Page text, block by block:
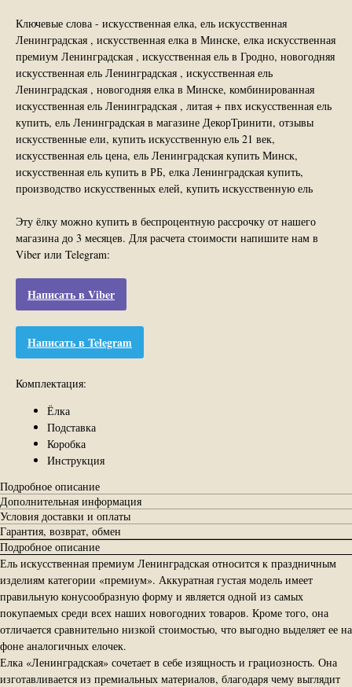
Ключевые слова - искусственная елка, ель искусственная
Ленинградская , искусственная елка в Минске, елка искусственная
премиум Ленинградская , искусственная ель в Гродно, новогодняя
искусственная ель Ленинградская , искусственная ель
Ленинградская , новогодняя елка в Минске, комбинированная
искусственная ель Ленинградская , литая + пвх искусственная ель
купить, ель Ленинградская в магазине ДекорТринити, отзывы
искусственные ели, купить искусственную ель 21 век,
искусственная ель цена, ель Ленинградская купить Минск,
искусственная ель купить в РБ, елка Ленинградская купить,
производство искусственных елей, купить искусственную ель
Эту ёлку можно купить в беспроцентную рассрочку от нашего
магазина до 3 месяцев. Для расчета стоимости напишите нам в
Viber или Telegram:
Написать в Viber
Написать в Telegram
Комплектация:
Ёлка
Подставка
Коробка
Инструкция
Подробное описание
Дополнительная информация
Условия доставки и оплаты
Гарантия, возврат, обмен
Подробное описание
Ель искусственная премиум Ленинградская относится к праздничным
изделиям категории «премиум». Аккуратная густая модель имеет
правильную конусообразную форму и является одной из самых
покупаемых среди всех наших новогодних товаров. Кроме того, она
отличается сравнительно низкой стоимостью, что выгодно выделяет ее на
фоне аналогичных елочек.
Елка «Ленинградская» сочетает в себе изящность и грациозность. Она
изготавливается из премиальных материалов, благодаря чему выглядит